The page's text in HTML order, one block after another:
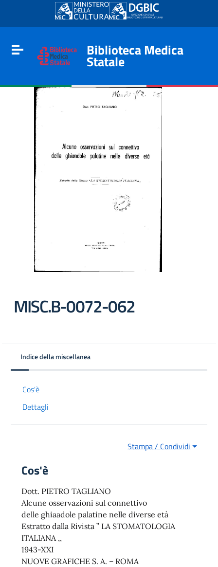
Go to content
Go to the navigation menu
Go to the footer
Toggle navigation
Biblioteca Medica
Statale
MISC.B-0072-062
Indice della miscellanea
Cos'è
Dettagli
Stampa / Condividi
Cos'è
Dott. PIETRO TAGLIANO
Alcune osservazioni sul connettivo
delle ghiaadole palatine nelle diverse età
Estratto dalla Rivista ” LA STOMATOLOGIA
ITALIANA ,,
1943-XXI
NUOVE GRAFICHE S. A. – ROMA